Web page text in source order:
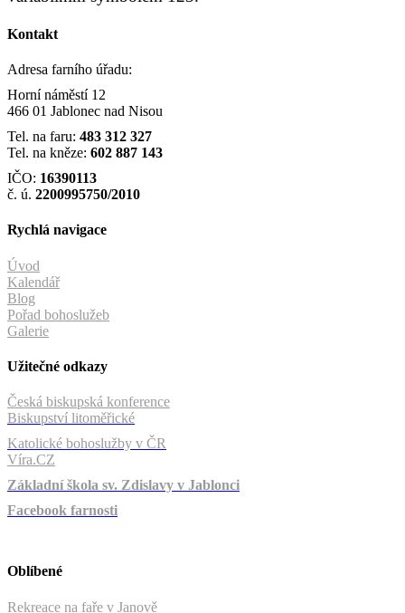
Kontakt
Adresa farního úřadu:
Horní náměstí 12
466 01 Jablonec nad Nisou
Tel. na faru: 483 312 327
Tel. na kněze: 602 887 143
IČO: 16390113
č. ú. 2200995750/2010
Rychlá navigace
Úvod
Kalendář
Blog
Pořad bohoslužeb
Galerie
Užitečné odkazy
Česká biskupská konference
Biskupství litoměřické
Katolické bohoslužby v ČR
Víra.CZ
Základní škola sv. Zdislavy v Jablonci
Facebook farnosti
Oblíbené
Rekreace na faře v Janově